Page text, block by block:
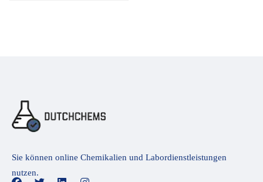
Sie können online Chemikalien und Labordienstleistungen
nutzen.